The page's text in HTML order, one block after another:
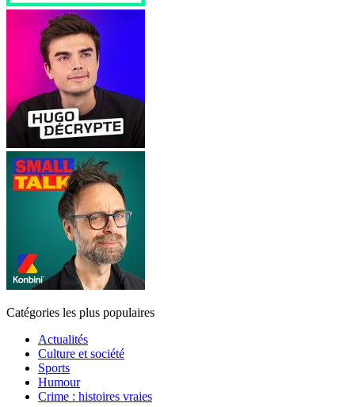
Catégories les plus populaires
Actualités
Culture et société
Sports
Humour
Crime : histoires vraies